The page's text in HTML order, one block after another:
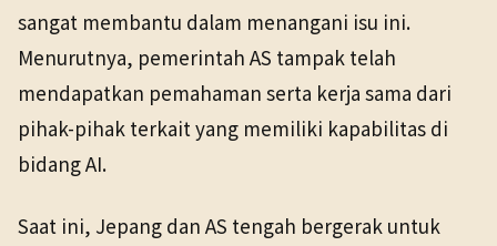
sangat membantu dalam menangani isu ini.
Menurutnya, pemerintah AS tampak telah
mendapatkan pemahaman serta kerja sama dari
pihak-pihak terkait yang memiliki kapabilitas di
bidang AI.
Saat ini, Jepang dan AS tengah bergerak untuk